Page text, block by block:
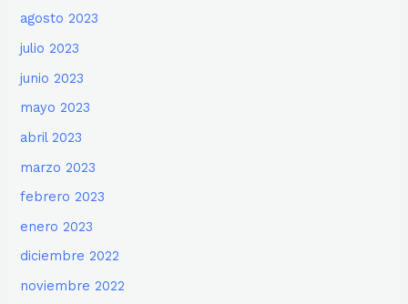
agosto 2023
julio 2023
junio 2023
mayo 2023
abril 2023
marzo 2023
febrero 2023
enero 2023
diciembre 2022
noviembre 2022